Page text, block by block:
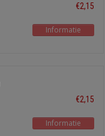
€2,15
Informatie
€2,15
Informatie